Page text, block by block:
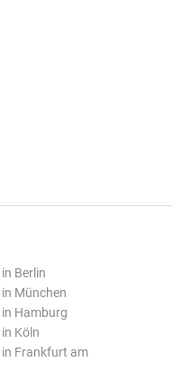
Berlin
München
Hamburg
Köln
Frankfurt am